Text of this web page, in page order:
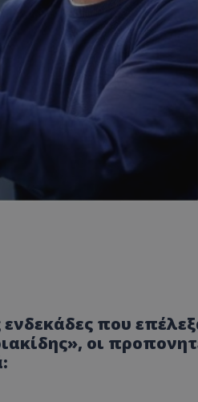
ενδεκάδες που
οι